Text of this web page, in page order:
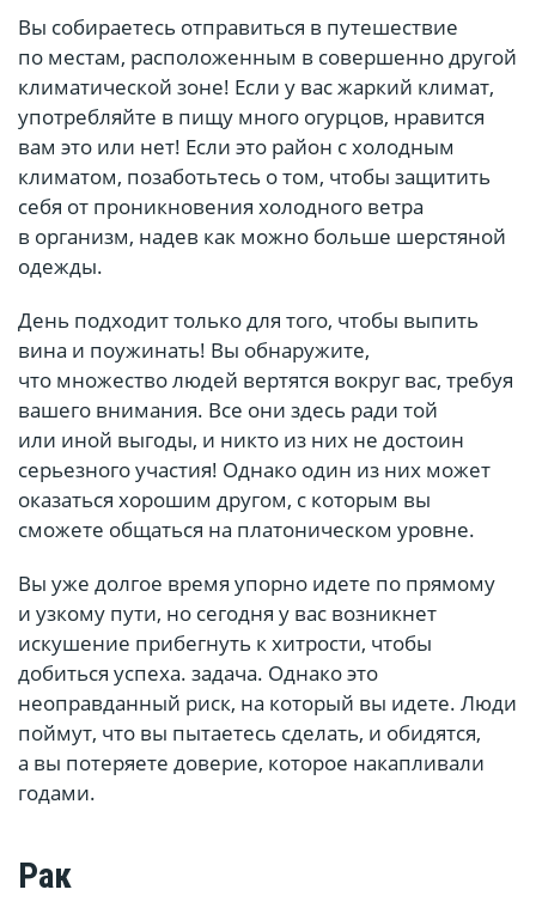
Вы собираетесь отправиться в путешествие
по местам, расположенным в совершенно другой
климатической зоне! Если у вас жаркий климат,
употребляйте в пищу много огурцов, нравится
вам это или нет! Если это район с холодным
климатом, позаботьтесь о том, чтобы защитить
себя от проникновения холодного ветра
в организм, надев как можно больше шерстяной
одежды.
День подходит только для того, чтобы выпить
вина и поужинать! Вы обнаружите,
что множество людей вертятся вокруг вас, требуя
вашего внимания. Все они здесь ради той
или иной выгоды, и никто из них не достоин
серьезного участия! Однако один из них может
оказаться хорошим другом, с которым вы
сможете общаться на платоническом уровне.
Вы уже долгое время упорно идете по прямому
и узкому пути, но сегодня у вас возникнет
искушение прибегнуть к хитрости, чтобы
добиться успеха. задача. Однако это
неоправданный риск, на который вы идете. Люди
поймут, что вы пытаетесь сделать, и обидятся,
а вы потеряете доверие, которое накапливали
годами.
Рак